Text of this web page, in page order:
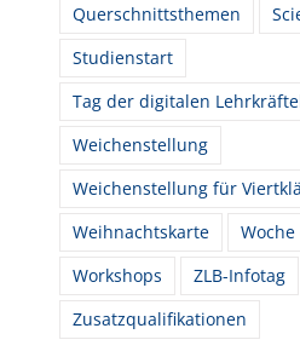
Querschnittsthemen
Studienstart
Tag der digitalen
Weichenstellung
Weichenstellung für
Weihnachtskarte
Workshops
ZLB-Infotag
Zusatzqualifikationen